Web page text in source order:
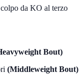
da KO al terzo
Bout)
(Middleweight Bout)